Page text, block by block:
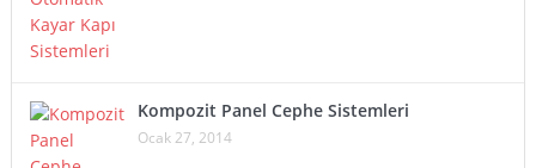
Kompozit Panel Cephe Sistemleri
Ocak 27, 2014